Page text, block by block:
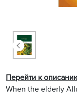
When the elderly
Перейти к